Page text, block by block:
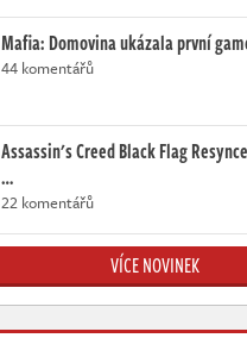
Mafia: Domovina ukázala první
44 komentářů
Assassin's Creed Black Flag
…
22 komentářů
VÍCE NOVINEK